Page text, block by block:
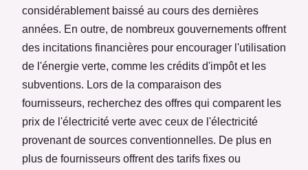
considérablement baissé au cours des dernières
années. En outre, de nombreux gouvernements offrent
des incitations financières pour encourager l'utilisation
de l'énergie verte, comme les crédits d'impôt et les
subventions. Lors de la comparaison des
fournisseurs, recherchez des offres qui comparent les
prix de l'électricité verte avec ceux de l'électricité
provenant de sources conventionnelles. De plus en
plus de fournisseurs offrent des tarifs fixes ou